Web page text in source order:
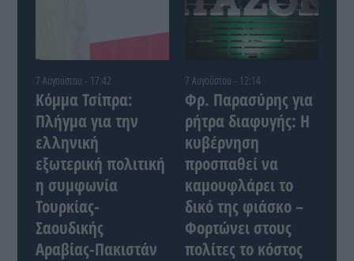
7 Αυγούστου - 17:42
Κόμμα Τσίπρα:
Πλήγμα για την
ελληνική
εξωτερική πολιτική
η συμφωνία
Τουρκίας-
Σαουδικής
Αραβίας-Πακιστάν
7 Αυγούστου - 12:14
Φρ. Παρασύρης για
ρήτρα διαφυγής: Η
κυβέρνηση
προσπαθεί να
καμουφλάρει το
δικό της φιάσκο –
Φορτώνει στους
πολίτες το κόστος